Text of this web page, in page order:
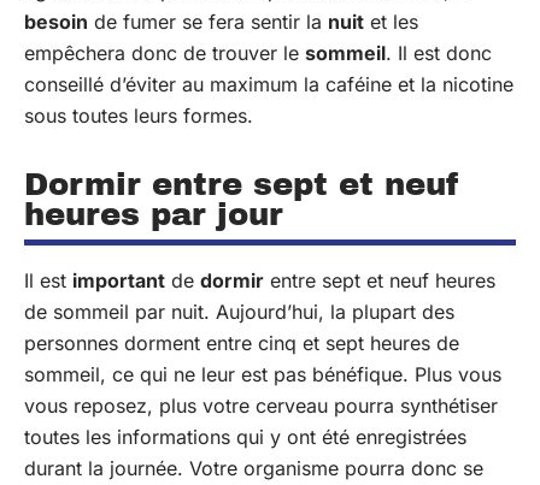
besoin de fumer se fera sentir la nuit et les
empêchera donc de trouver le sommeil. Il est donc
conseillé d’éviter au maximum la caféine et la nicotine
sous toutes leurs formes.
Dormir entre sept et neuf
heures par jour
Il est important de dormir entre sept et neuf heures
de sommeil par nuit. Aujourd’hui, la plupart des
personnes dorment entre cinq et sept heures de
sommeil, ce qui ne leur est pas bénéfique. Plus vous
vous reposez, plus votre cerveau pourra synthétiser
toutes les informations qui y ont été enregistrées
durant la journée. Votre organisme pourra donc se